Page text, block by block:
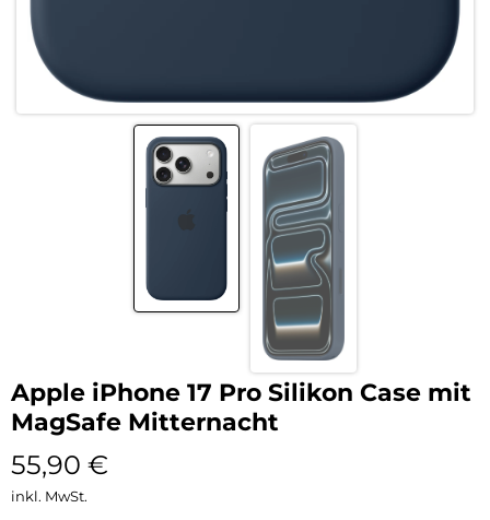
Apple iPhone 17 Pro Silikon Case mit
MagSafe Mitternacht
55,90 €
inkl. MwSt.